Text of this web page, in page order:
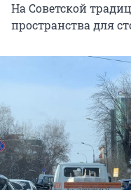
На Советской
пространства для